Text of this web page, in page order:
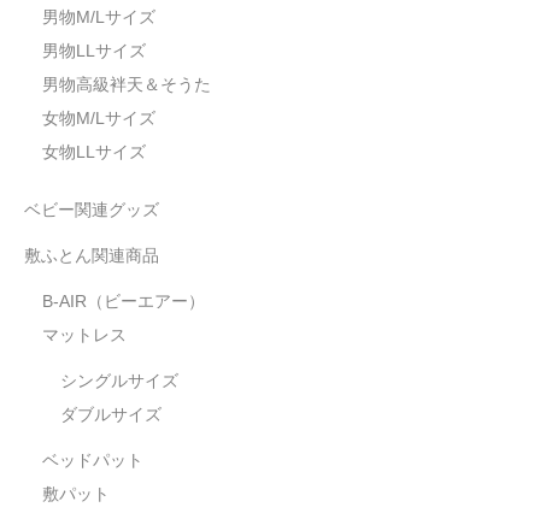
男物M/Lサイズ
男物LLサイズ
男物高級袢天＆そうた
女物M/Lサイズ
女物LLサイズ
ベビー関連グッズ
敷ふとん関連商品
B-AIR（ビーエアー）
マットレス
シングルサイズ
ダブルサイズ
ベッドパット
敷パット